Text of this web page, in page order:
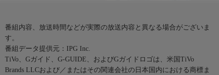
番組内容、放送時間などが実際の放送内容と異なる場合がございま
す。
番組データ提供元：IPG Inc.
TiVo、Gガイド、G-GUIDE、およびGガイドロゴは、米国TiVo
Brands LLCおよび／またはその関連会社の日本国内における商標ま